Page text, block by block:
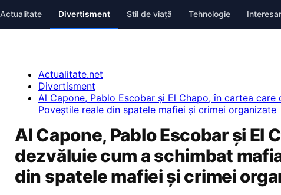
Actualitate Divertisment Stil de viață Tehnologie
Actualitate.net
Divertisment
Al Capone, Pablo Escobar și El Chapo, în cartea
Poveștile reale din spatele mafiei și crimei organizate
Al Capone, Pablo Escobar și El
dezvăluie cum a schimbat
din spatele mafiei și crimei